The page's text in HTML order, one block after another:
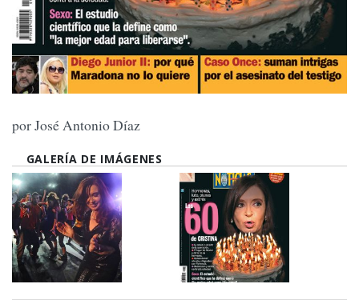
por José Antonio Díaz
GALERÍA DE IMÁGENES